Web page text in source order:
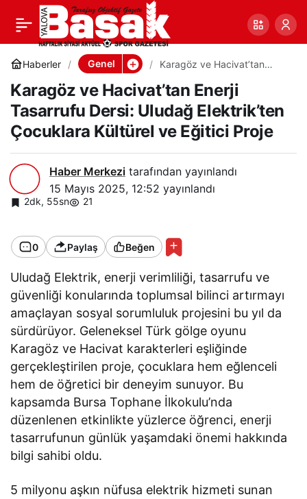
Haberler Genel
Karagöz ve Hacivat’tan
Uludağ Elektrik’ten
Çocuklara Kültürel ve Eğitici
Proje
Karagöz ve Hacivat’tan Enerji
Tasarrufu Dersi: Uludağ Elektrik’ten
Çocuklara Kültürel ve Eğitici Proje
Haber Merkezi tarafından yayınlandı
15 Mayıs 2025, 12:52 yayınlandı
2dk, 55sn 21
0 Paylaş Beğen
Uludağ Elektrik, enerji verimliliği, tasarrufu ve
güvenliği konularında toplumsal bilinci artırmayı
amaçlayan sosyal sorumluluk projesini bu yıl da
sürdürüyor. Geleneksel Türk gölge oyunu
Karagöz ve Hacivat karakterleri eşliğinde
gerçekleştirilen proje, çocuklara hem eğlenceli
hem de öğretici bir deneyim sunuyor. Bu
kapsamda Bursa Tophane İlkokulu’nda
düzenlenen etkinlikte yüzlerce öğrenci, enerji
tasarrufunun günlük yaşamdaki önemi hakkında
bilgi sahibi oldu.
5 milyonu aşkın nüfusa elektrik hizmeti sunan
Karagöz ve Hacivat’tan
Enerji Tasarrufu Dersi:
Uludağ Elektrik’ten
Çocuklara Kültürel ve
Eğitici Proje
0 Paylaş